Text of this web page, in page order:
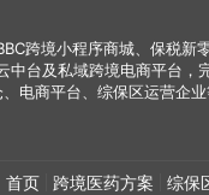
跨境小程序商城、保税新
中台及私域跨境电商平台，
电商平台、综保区运营企
首页 跨境医药方案 综保